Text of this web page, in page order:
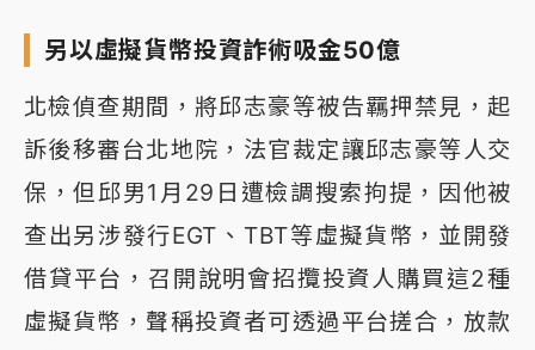
另以虛擬貨幣投資詐術吸金50億
北檢偵查期間，將邱志豪等被告羈押禁見，起
訴後移審台北地院，法官裁定讓邱志豪等人交
保，但邱男1月29日遭檢調搜索拘提，因他被
查出另涉發行EGT、TBT等虛擬貨幣，並開發
借貸平台，召開說明會招攬投資人購買這2種
虛擬貨幣，聲稱投資者可透過平台搓合，放款